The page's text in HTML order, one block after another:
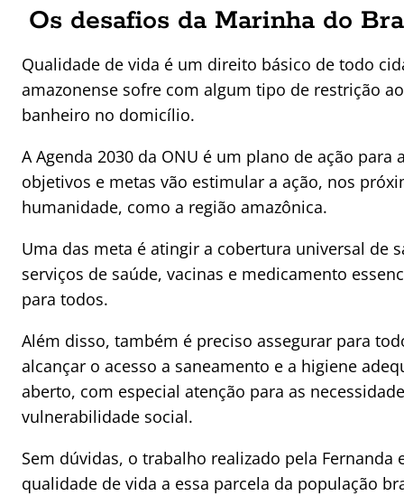
Os desafios da Marinha do
Qualidade de vida é um direito básico de todo
amazonense sofre com algum tipo de restrição
banheiro no domicílio.
A Agenda 2030 da ONU é um plano de ação
objetivos e metas vão estimular a ação, nos
humanidade, como a região amazônica.
Uma das meta é atingir a cobertura universal de
serviços de saúde, vacinas e medicamento
para todos.
Além disso, também é preciso assegurar para
alcançar o acesso a saneamento e a higiene
aberto, com especial atenção para as
vulnerabilidade social.
Sem dúvidas, o trabalho realizado pela
qualidade de vida a essa parcela da população